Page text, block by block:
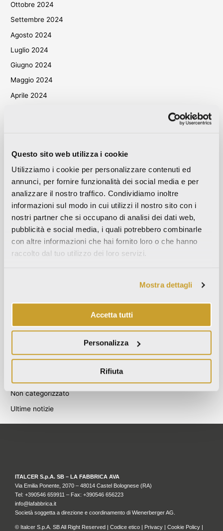
Questo sito web utilizza i cookie
Utilizziamo i cookie per personalizzare contenuti ed
annunci, per fornire funzionalità dei social media e per
analizzare il nostro traffico. Condividiamo inoltre
informazioni sul modo in cui utilizzi il nostro sito con i
nostri partner che si occupano di analisi dei dati web,
pubblicità e social media, i quali potrebbero combinarle
con altre informazioni che hai fornito loro o che hanno
raccolto dal tuo utilizzo dei loro servizi.
Mostra dettagli
Accetta tutti
Personalizza
Rifiuta
Ottobre 2024
Settembre 2024
Agosto 2024
Luglio 2024
Giugno 2024
Maggio 2024
Aprile 2024
Maggio 2023
Aprile 2023
Settembre 2022
Marzo 2022
Ottobre 2021
Settembre 2021
Agosto 2021
Novembre 2019
Categories
Non categorizzato
Ultime notizie
ITALCER S.p.A. SB – LA FABBRICA AVA
Via Emilia Ponente, 2070 – 48014 Castel Bolognese (RA)
Tel: +390546 659911 – Fax: +390546 656223
info@lafabbrica.it
Società soggetta a direzione e coordinamento di Wienerberger AG.
© Italcer S.p.A. SB All Right Reserved | Codice etico | Privacy | Cookie Policy |